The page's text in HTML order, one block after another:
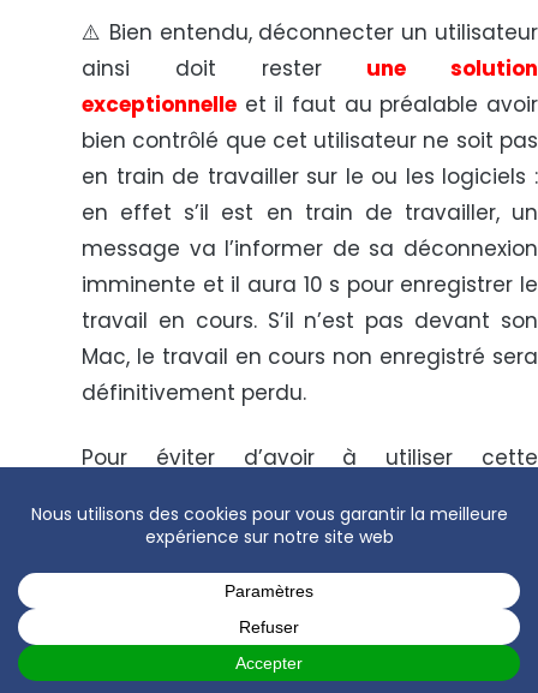
⚠️ Bien entendu, déconnecter un utilisateur
ainsi doit rester une solution
exceptionnelle et il faut au préalable avoir
bien contrôlé que cet utilisateur ne soit pas
en train de travailler sur le ou les logiciels :
en effet s’il est en train de travailler, un
message va l’informer de sa déconnexion
imminente et il aura 10 s pour enregistrer le
travail en cours. S’il n’est pas devant son
Mac, le travail en cours non enregistré sera
définitivement perdu.
Pour éviter d’avoir à utiliser cette
recommander à tous les utilisateurs de
quitter leurs applications COGILOG (en
actionnant la commande Fichier ➤ Quitter
…) avant de :